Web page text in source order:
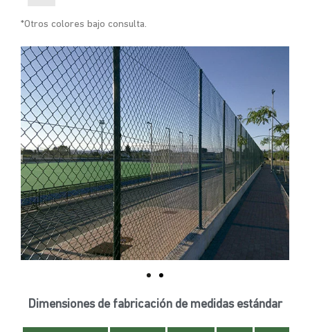
*Otros colores bajo consulta.
Dimensiones de fabricación de medidas estándar